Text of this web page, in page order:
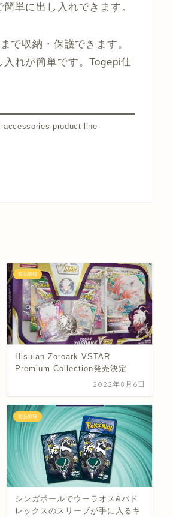
単に出し入れできます。
で収納・保護できます。
れが簡単です。Togepi仕
accessories-product-line-
製品情報
Hisuian Zoroark VSTAR
Premium Collection発売決定
2022年8月6日
製品情報
シンガポールでウーラオス&バド
レックスのスリーブが手に入るキ